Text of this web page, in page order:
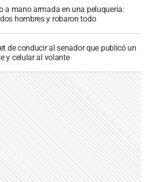
a mano armada en una peluquería:
hombres y robaron todo
de conducir al senador que publicó un
y celular al volante